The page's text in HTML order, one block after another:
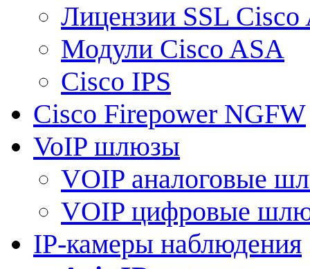
Лицензии SSL Cisco
Модули Cisco ASA
Cisco IPS
Cisco Firepower NGFW
VoIP шлюзы
VOIP аналоговые
VOIP цифровые
IP-камеры наблюдения